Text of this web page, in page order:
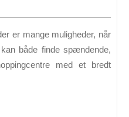
–
hvor
skal
du
både finde spændende,
med et bredt